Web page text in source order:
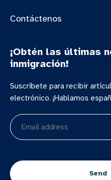
¡Obtén las últimas
inmigración!
Suscríbete para recibir
electrónico. ¡Hablamos
Email
address
Contáctenos